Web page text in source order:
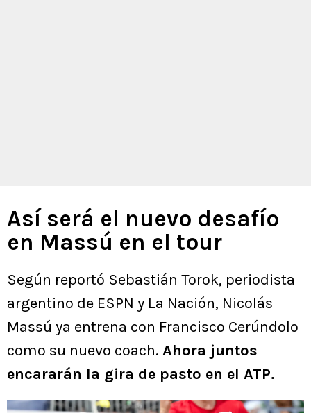
Así será el nuevo desafío
en Massú en el tour
Según reportó Sebastián Torok, periodista
argentino de ESPN y La Nación, Nicolás
Massú ya entrena con Francisco Cerúndolo
como su nuevo coach. Ahora juntos
encararán la gira de pasto en el ATP.